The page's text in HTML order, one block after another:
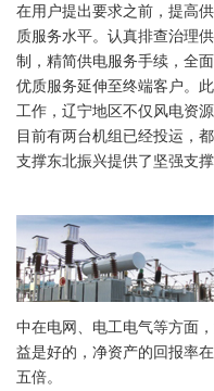
在用户提出要求之前，提高
质服务水平。认真排查治理
制，精简供电服务手续，全
优质服务延伸至终端客户。
工作，辽宁地区不仅风电资
目前有两台机组已经投运，
支撑东北振兴提供了坚强支撑
中在电网、电工电气等方面
益是好的，净资产的回报率
五倍。